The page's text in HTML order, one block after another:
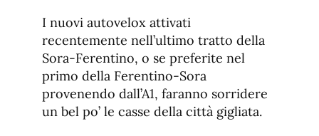
de
fuente
de
fuente.
I nuovi autovelox attivati
recentemente nell’ultimo tratto della
Sora-Ferentino, o se preferite nel
primo della Ferentino-Sora
provenendo dall’A1, faranno sorridere
un bel po’ le casse della città gigliata.